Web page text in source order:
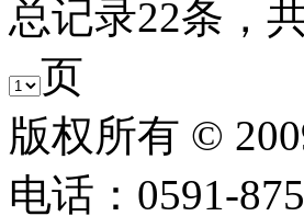
总记录22条，
页
版权所有 ©
电话：0591-